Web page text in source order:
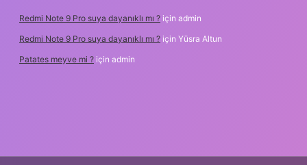
Redmi Note 9 Pro suya dayanıklı mı ? için admin
Redmi Note 9 Pro suya dayanıklı mı ? için Yüsra Altun
Patates meyve mi ? için admin